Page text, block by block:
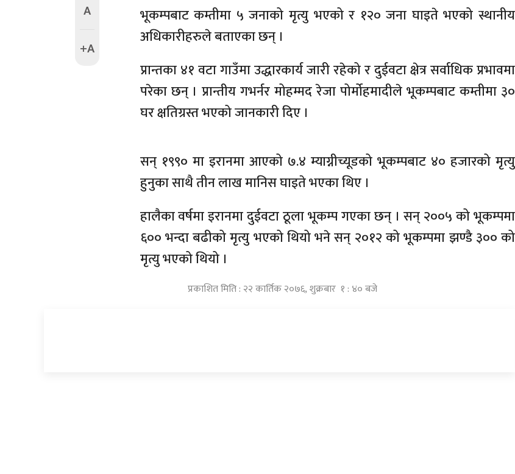
A
+A
भूकम्पबाट कम्तीमा ५ जनाको मृत्यु भएको र १२० जना घाइते भएको स्थानीय
अधिकारीहरुले बताएका छन् ।
प्रान्तका ४१ वटा गाउँमा उद्धारकार्य जारी रहेको र दुईवटा क्षेत्र सर्वाधिक प्रभावमा
परेका छन् । प्रान्तीय गभर्नर मोहम्मद रेजा पोर्मोहमादीले भूकम्पबाट कम्तीमा ३०
घर क्षतिग्रस्त भएको जानकारी दिए ।
सन् १९९० मा इरानमा आएको ७.४ म्याग्नीच्यूडको भूकम्पबाट ४० हजारको मृत्यु
हुनुका साथै तीन लाख मानिस घाइते भएका थिए ।
हालैका वर्षमा इरानमा दुईवटा ठूला भूकम्प गएका छन् । सन् २००५ को भूकम्पमा
६०० भन्दा बढीको मृत्यु भएको थियो भने सन् २०१२ को भूकम्पमा झण्डै ३०० को
मृत्यु भएको थियो ।
प्रकाशित मिति : २२ कार्तिक २०७६, शुक्रबार १ : ४० बजे